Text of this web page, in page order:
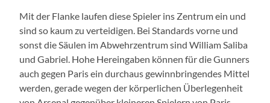
Mit der Flanke laufen diese Spieler ins Zentrum ein und
sind so kaum zu verteidigen. Bei Standards vorne und
sonst die Säulen im Abwehrzentrum sind William Saliba
und Gabriel. Hohe Hereingaben können für die Gunners
auch gegen Paris ein durchaus gewinnbringendes Mittel
werden, gerade wegen der körperlichen Überlegenheit